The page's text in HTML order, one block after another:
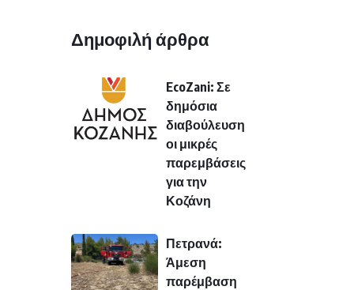
Δημοφιλή άρθρα
EcoZani: Σε
δημόσια
διαβούλευση
οι μικρές
παρεμβάσεις
για την
Κοζάνη
Πετρανά:
Άμεση
παρέμβαση